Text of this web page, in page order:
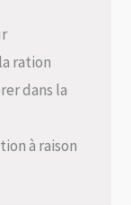
ration
dans la
à raison